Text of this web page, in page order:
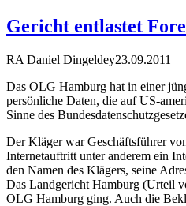
Gericht entlastet
RA Daniel Dingeldey23.09.2011
Das OLG Hamburg hat in einer
persönliche Daten, die auf US-
Sinne des
Der Kläger war Geschäftsführer
Internetauftritt unter anderem ein
den Namen des Klägers, seine
Das Landgericht Hamburg (Urteil
OLG Hamburg ging. Auch die